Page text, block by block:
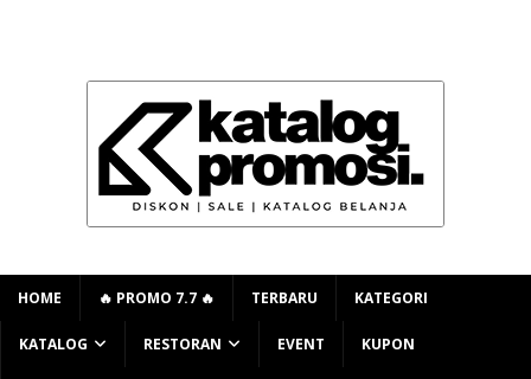
HOME 🔥 PROMO 7.7 🔥 TERBARU KATEGORI
KATALOG RESTORAN EVENT KUPON